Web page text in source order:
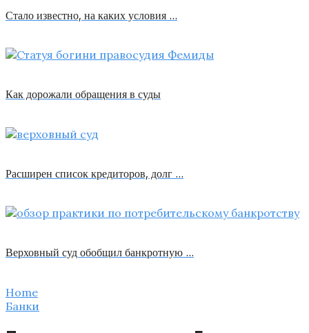
Стало известно, на каких условия …
Как дорожали обращения в суды
Расширен список кредиторов, долг …
Верховный суд обобщил банкротную …
Home
Банки